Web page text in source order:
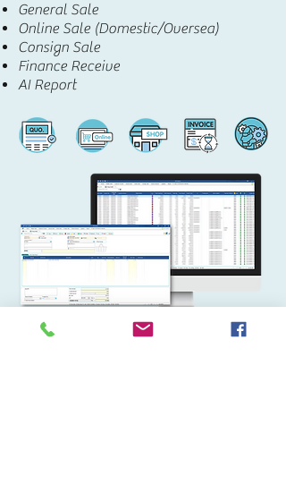
General Sale
Online Sale (Domestic/Oversea)
Consign Sale
Finance Receive
AI Report